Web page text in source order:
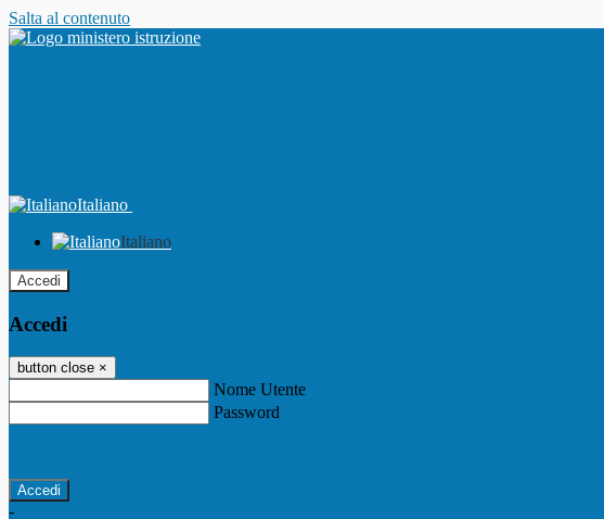
Salta al contenuto
Italiano
Italiano
Accedi
Accedi
button close ×
Nome Utente
Password
-